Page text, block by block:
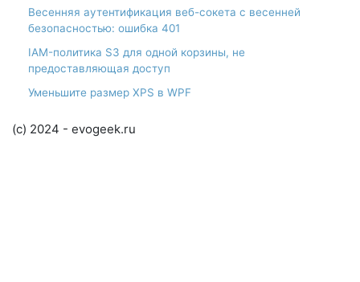
Весенняя аутентификация веб-сокета с весенней
безопасностью: ошибка 401
IAM-политика S3 для одной корзины, не
предоставляющая доступ
Уменьшите размер XPS в WPF
(c) 2024 - evogeek.ru